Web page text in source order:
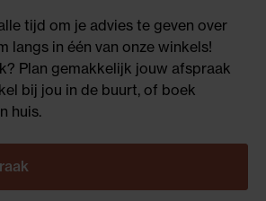
tijd om je advies te geven over
langs in één van onze winkels!
Plan gemakkelijk jouw afspraak
bij jou in de buurt, of boek
huis.